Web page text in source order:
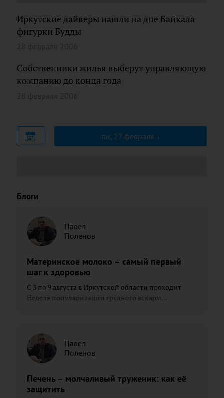
Иркутские дайверы нашли на дне Байкала
фигурки Будды
Собственники жилья выберут управляющую
компанию до конца года
пн, 27 февраля
Блоги
Павел
Поленов
Материнское молоко – самый первый
шаг к здоровью
С 3 по 9 августа в Иркутской области проходит
Неделя популяризации грудного вскарм...
Павел
Поленов
Печень – молчаливый труженик: как её
защитить